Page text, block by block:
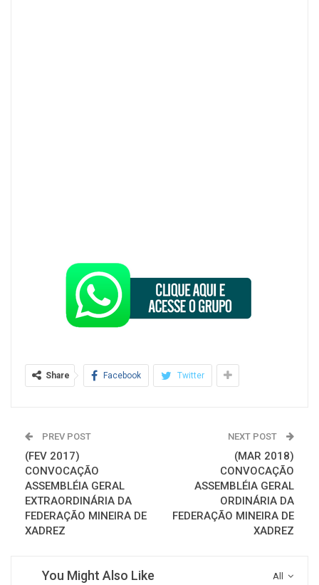
Share Facebook Twitter
PREV POST
(FEV 2017)
CONVOCAÇÃO
ASSEMBLÉIA GERAL
EXTRAORDINÁRIA DA
FEDERAÇÃO MINEIRA DE
XADREZ
NEXT POST
(MAR 2018)
CONVOCAÇÃO
ASSEMBLÉIA GERAL
ORDINÁRIA DA
FEDERAÇÃO MINEIRA DE
XADREZ
All
You Might Also Like